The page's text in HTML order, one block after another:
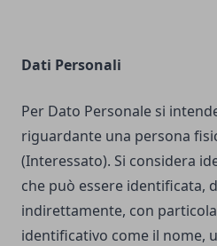
Dati Personali
Per Dato Personale si
riguardante una persona
(Interessato). Si considera
che può essere identificata,
indirettamente, con
identificativo come il nome,